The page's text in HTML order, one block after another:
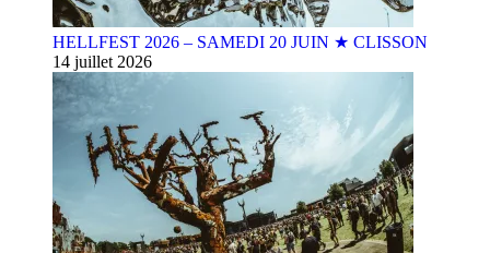
HELLFEST 2026 – SAMEDI 20 JUIN ★ CLISSON
14 juillet 2026